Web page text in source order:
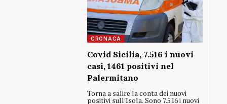
CRONACA
Covid Sicilia, 7.516 i nuovi
casi, 1461 positivi nel
Palermitano
Torna a salire la conta dei nuovi
positivi sull'Isola. Sono 7.516 i nuovi